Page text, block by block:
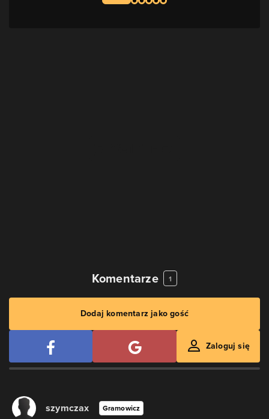
Komentarze 1
Dodaj komentarz jako gość
Zaloguj się
szymczax Gramowicz